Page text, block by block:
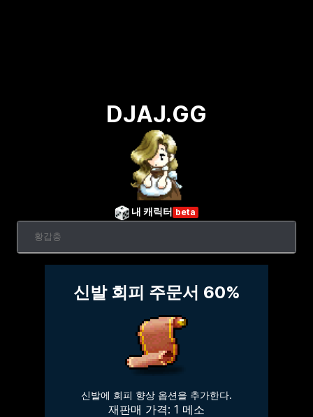
DJAJ.GG
내 캐릭터 beta
신발 회피 주문서 60%
신발에 회피 향상 옵션을 추가한다.
재판매 가격: 1 메소